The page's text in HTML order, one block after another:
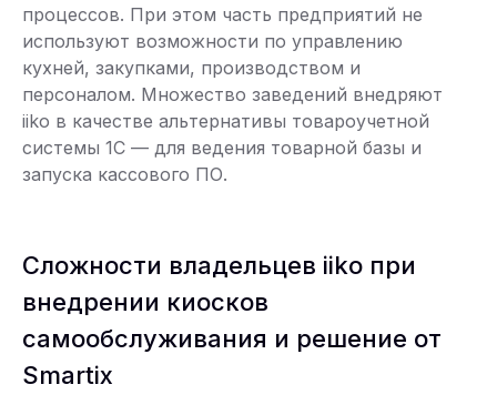
процессов. При этом часть предприятий не
используют возможности по управлению
кухней, закупками, производством и
персоналом. Множество заведений внедряют
iiko в качестве альтернативы товароучетной
системы 1С — для ведения товарной базы и
запуска кассового ПО.
Сложности владельцев iiko при
внедрении киосков
самообслуживания и решение от
Smartix